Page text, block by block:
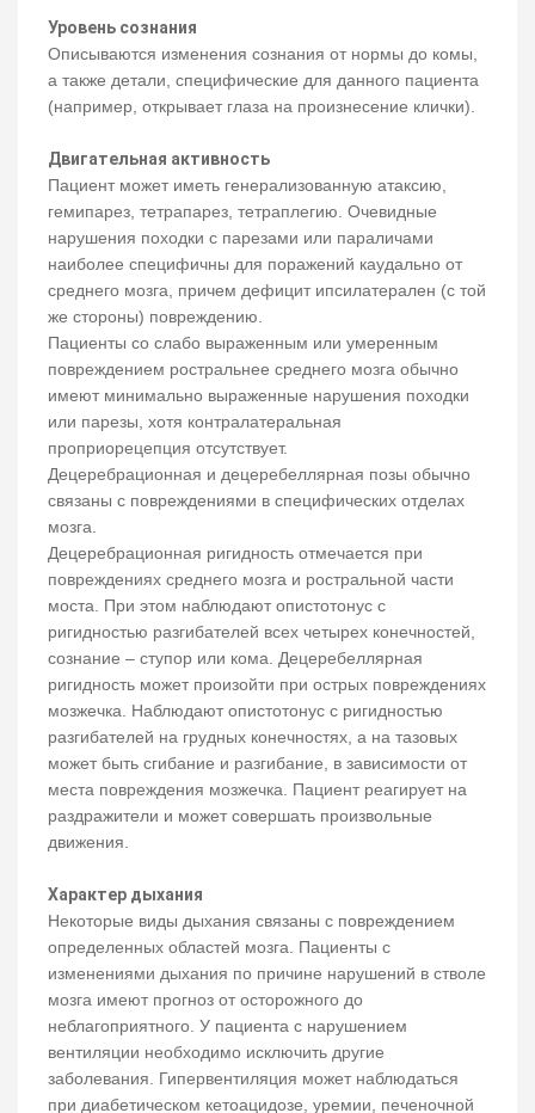
Уровень сознания
Описываются изменения сознания от нормы до комы,
а также детали, специфические для данного пациента
(например, открывает глаза на произнесение клички).
Двигательная активность
Пациент может иметь генерализованную атаксию,
гемипарез, тетрапарез, тетраплегию. Очевидные
нарушения походки с парезами или параличами
наиболее специфичны для поражений каудально от
среднего мозга, причем дефицит ипсилатерален (с той
же стороны) повреждению.
Пациенты со слабо выраженным или умеренным
повреждением ростральнее среднего мозга обычно
имеют минимально выраженные нарушения походки
или парезы, хотя контралатеральная
проприорецепция отсутствует.
Децеребрационная и децеребеллярная позы обычно
связаны с повреждениями в специфических отделах
мозга.
Децеребрационная ригидность отмечается при
повреждениях среднего мозга и ростральной части
моста. При этом наблюдают опистотонус с
ригидностью разгибателей всех четырех конечностей,
сознание – ступор или кома. Децеребеллярная
ригидность может произойти при острых повреждениях
мозжечка. Наблюдают опистотонус с ригидностью
разгибателей на грудных конечностях, а на тазовых
может быть сгибание и разгибание, в зависимости от
места повреждения мозжечка. Пациент реагирует на
раздражители и может совершать произвольные
движения.
Характер дыхания
Некоторые виды дыхания связаны с повреждением
определенных областей мозга. Пациенты с
изменениями дыхания по причине нарушений в стволе
мозга имеют прогноз от осторожного до
неблагоприятного. У пациента с нарушением
вентиляции необходимо исключить другие
заболевания. Гипервентиляция может наблюдаться
при диабетическом кетоацидозе, уремии, печеночной